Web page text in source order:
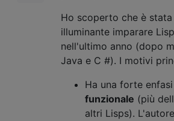
Ho scoperto che è
illuminante imparare
nell'ultimo anno (dopo
Java e C #). I motivi
Ha una forte
funzionale (più
altri Lisps).